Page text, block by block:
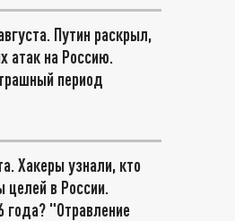
Путин раскрыл,
атак на Россию.
период
Хакеры узнали, кто
в России.
года? "Отравление